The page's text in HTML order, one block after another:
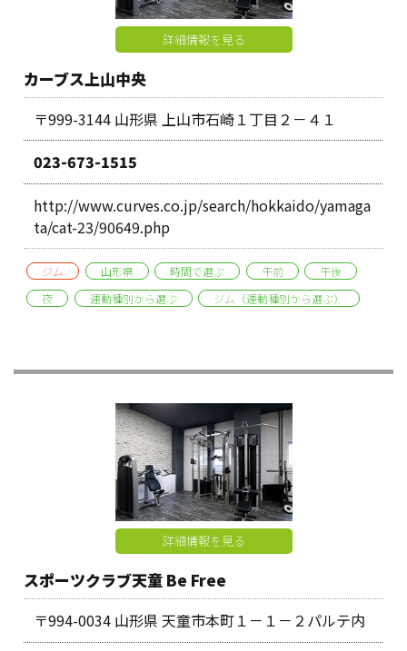
詳細情報を見る
カーブス上山中央
〒999-3144 山形県 上山市石崎１丁目２－４１
023-673-1515
http://www.curves.co.jp/search/hokkaido/yamaga
ta/cat-23/90649.php
ジム 山形県 時間で選ぶ 午前
午後
夜
運動種別から選ぶ ジム（運動種別から選ぶ）
詳細情報を見る
スポーツクラブ天童 Be Free
〒994-0034 山形県 天童市本町１－１－２パルテ内